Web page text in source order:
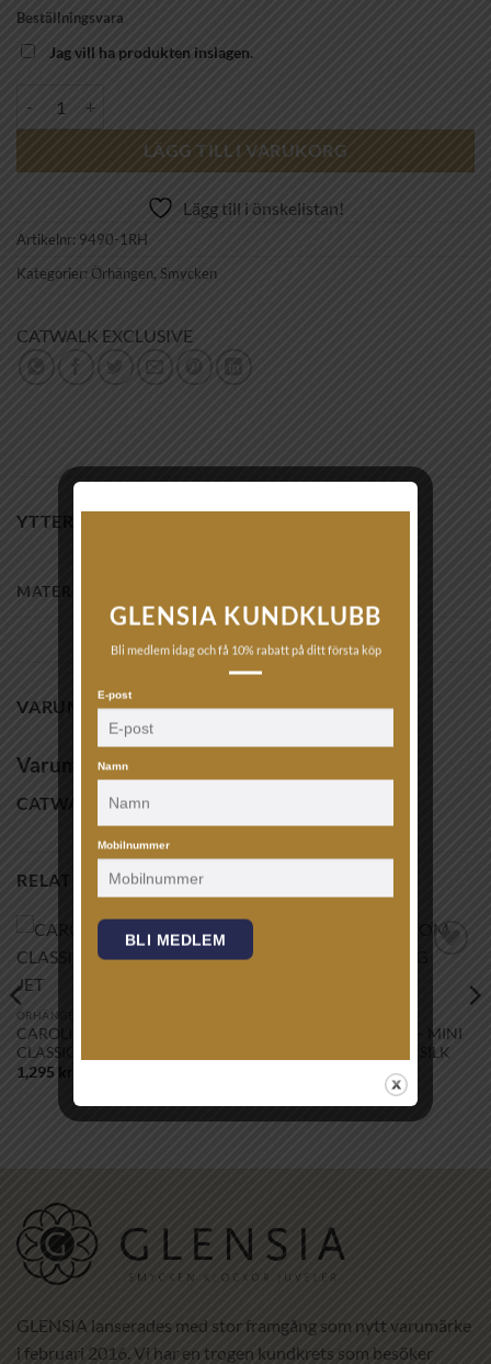
Beställningsvara
Jag vill ha produkten inslagen.
LÄGG TILL I VARUKORG
Lägg till i önskelistan!
Artikelnr: 9490-1RH
Kategorier: Örhängen, Smycken
CATWALK EXCLUSIVE
YTTERLIGARE INFORMATION
MATERIAL
VARUMÄRKE
Varumärke
CATWALK EXCLUSIVE
RELATERADE PRODUKTER
ÖRHÄNGEN
CAROLINE SVEDBOM –
CLASSIC DROP EARRING / JET
1,295 kr
CAROLINE SVEDBOM – MINI
DROP EARRING GOLD SILK
GLENSIA lanserades med stor framgång som nytt varumärke
i februari 2016. Vi har en trogen kundkrets som besöker
GLENSIA KUNDKLUBB
Bli medlem idag och få 10% rabatt på ditt första köp
E-post
Namn
Mobilnummer
BLI MEDLEM